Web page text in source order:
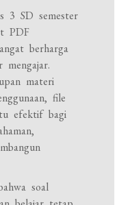
3 SD semester
PDF
berharga
mengajar.
materi
file
efektif bagi
soal